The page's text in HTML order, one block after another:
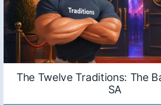
The Twelve Traditions: The
SA